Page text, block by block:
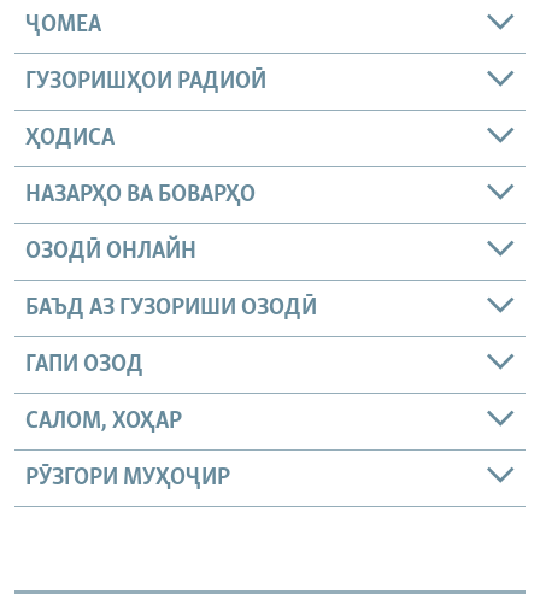
ҶОМEА
ГУЗОРИШҲОИ РАДИОӢ
ҲОДИСА
НАЗАРҲО ВА БОВАРҲО
ОЗОДӢ ОНЛАЙН
БАЪД АЗ ГУЗОРИШИ ОЗОДӢ
ГАПИ ОЗОД
САЛОМ, ХОҲАР
РӮЗГОРИ МУҲОҶИР